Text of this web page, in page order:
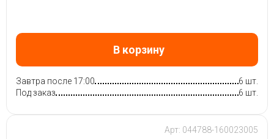
В корзину
Завтра после 17:00
6 шт.
Под заказ
6 шт.
Арт: 044788-160023005